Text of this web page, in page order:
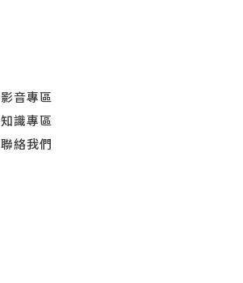
影音專區
知識專區
聯絡我們